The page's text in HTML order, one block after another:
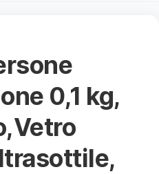
0,1 kg,